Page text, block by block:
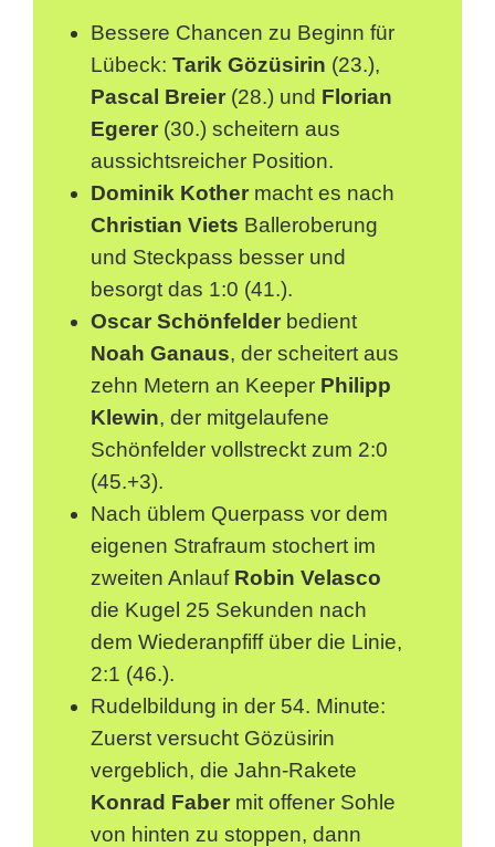
Bessere Chancen zu Beginn für
Lübeck: Tarik Gözüsirin (23.),
Pascal Breier (28.) und Florian
Egerer (30.) scheitern aus
aussichtsreicher Position.
Dominik Kother macht es nach
Christian Viets Balleroberung
und Steckpass besser und
besorgt das 1:0 (41.).
Oscar Schönfelder bedient
Noah Ganaus, der scheitert aus
zehn Metern an Keeper Philipp
Klewin, der mitgelaufene
Schönfelder vollstreckt zum 2:0
(45.+3).
Nach üblem Querpass vor dem
eigenen Strafraum stochert im
zweiten Anlauf Robin Velasco
die Kugel 25 Sekunden nach
dem Wiederanpfiff über die Linie,
2:1 (46.).
Rudelbildung in der 54. Minute:
Zuerst versucht Gözüsirin
vergeblich, die Jahn-Rakete
Konrad Faber mit offener Sohle
von hinten zu stoppen, dann